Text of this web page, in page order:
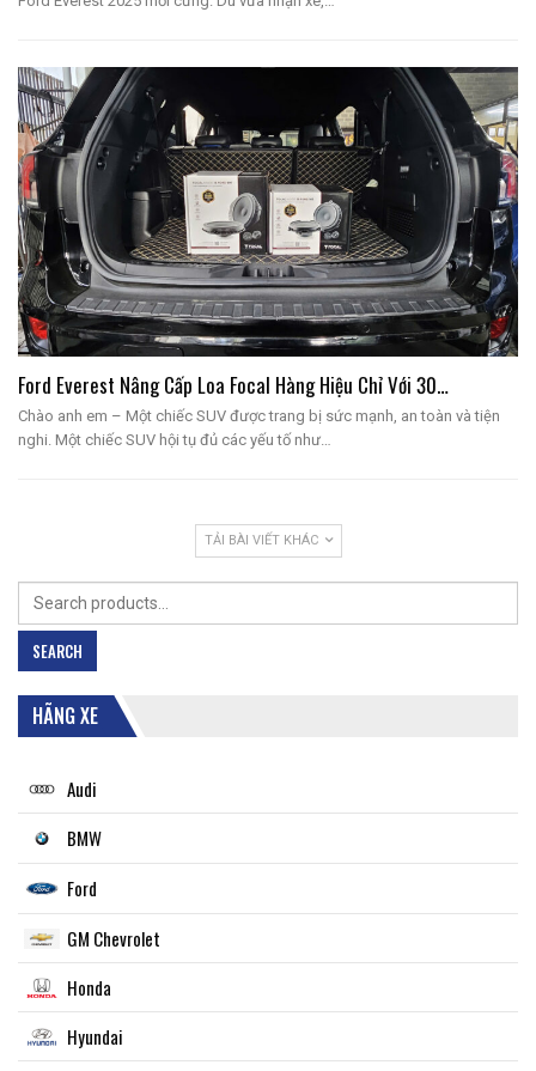
Ford Everest Nâng Cấp Loa Focal Hàng Hiệu Chỉ Với 30…
Chào anh em – Một chiếc SUV được trang bị sức mạnh, an toàn và tiện
nghi. Một chiếc SUV hội tụ đủ các yếu tố như…
TẢI BÀI VIẾT KHÁC
Search
for:
SEARCH
HÃNG XE
Audi
BMW
Ford
GM Chevrolet
Honda
Hyundai